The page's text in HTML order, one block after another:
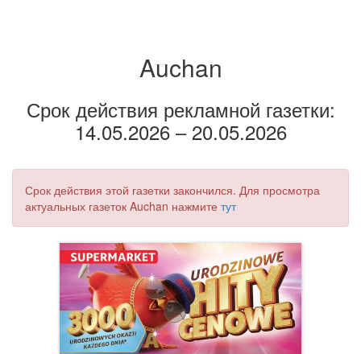
Auchan
Срок действия рекламной газетки:
14.05.2026 – 20.05.2026
Срок действия этой газетки закончился. Для просмотра
актуальных газеток Auchan нажмите тут